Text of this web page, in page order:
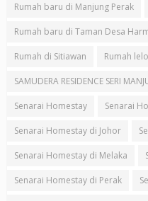
Rumah baru di Manjung Perak
Rumah baru di Taman Desa
Rumah di Sitiawan Rumah
SAMUDERA RESIDENCE SERI
Senarai Homestay Senarai
Senarai Homestay di Johor
Senarai Homestay di Melaka
Senarai Homestay di Perak